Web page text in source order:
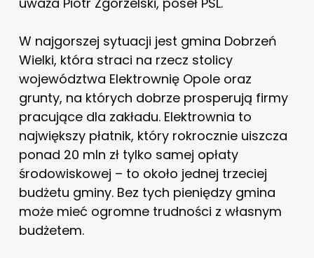
W najgorszej sytuacji jest gmina Dobrzeń
Wielki, która straci na rzecz stolicy
województwa Elektrownię Opole oraz
grunty, na których dobrze prosperują firmy
pracujące dla zakładu. Elektrownia to
największy płatnik, który rokrocznie uiszcza
ponad 20 mln zł tylko samej opłaty
środowiskowej – to około jednej trzeciej
budżetu gminy. Bez tych pieniędzy gmina
może mieć ogromne trudności z własnym
budżetem.